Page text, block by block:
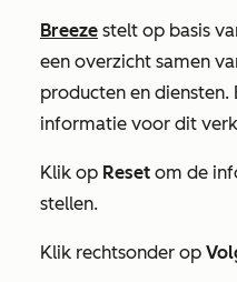
Breeze stelt op basis
een overzicht samen
producten en diensten.
informatie voor dit
Klik op Reset om de
stellen.
Klik rechtsonder op